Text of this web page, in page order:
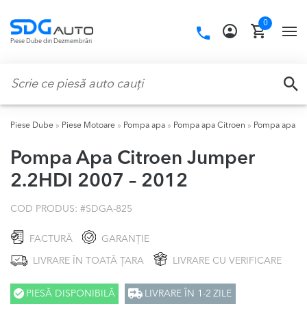
navigation
content
Piese Dube din Dezmembrări
Call
0
Piese Dube » Piese Motoare » Pompa apa » Pompa apa Citroen » Pompa apa
Pompa Apa Citroen Jumper
2.2HDI 2007 – 2012
COD PRODUS: #SDGA-825
FACTURĂ GARANȚIE
LIVRARE ÎN TOATĂ ȚARA LIVRARE CU VERIFICARE
PIESĂ DISPONIBILĂ LIVRARE ÎN 1-2 ZILE